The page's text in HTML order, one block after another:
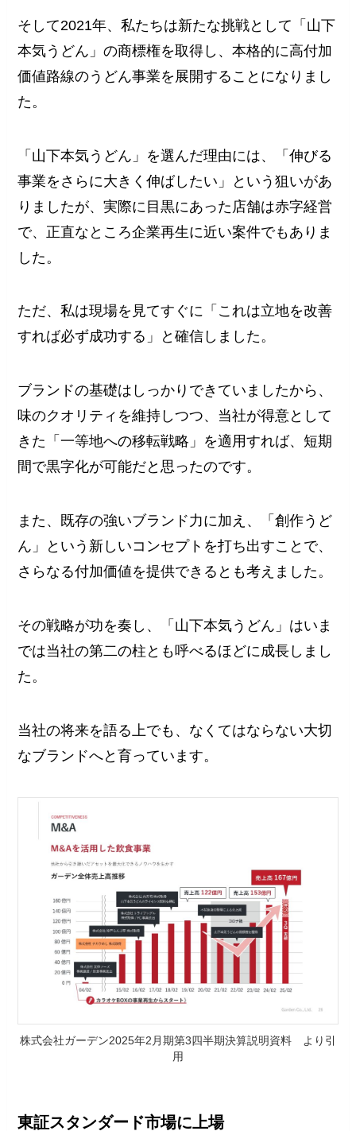
そして2021年、私たちは新たな挑戦として「山下
本気うどん」の商標権を取得し、本格的に高付加
価値路線のうどん事業を展開することになりまし
た。
「山下本気うどん」を選んだ理由には、「伸びる
事業をさらに大きく伸ばしたい」という狙いがあ
りましたが、実際に目黒にあった店舗は赤字経営
で、正直なところ企業再生に近い案件でもありま
した。
ただ、私は現場を見てすぐに「これは立地を改善
すれば必ず成功する」と確信しました。
ブランドの基礎はしっかりできていましたから、
味のクオリティを維持しつつ、当社が得意として
きた「一等地への移転戦略」を適用すれば、短期
間で黒字化が可能だと思ったのです。
また、既存の強いブランド力に加え、「創作うど
ん」という新しいコンセプトを打ち出すことで、
さらなる付加価値を提供できるとも考えました。
その戦略が功を奏し、「山下本気うどん」はいま
では当社の第二の柱とも呼べるほどに成長しまし
た。
当社の将来を語る上でも、なくてはならない大切
なブランドへと育っています。
株式会社ガーデン2025年2⽉期第3四半期決算説明資料 より引
用
東証スタンダード市場に上場